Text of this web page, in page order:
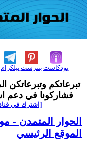
تيلكرامبنترست بودكاست
تبرعاتكم وتبرعاتكن
فشاركونا في دعم
[اشترك في
الحوار المتمدن -
الموقع الرئيسي